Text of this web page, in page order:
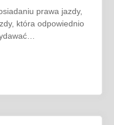
prawa jazdy,
która odpowiednio